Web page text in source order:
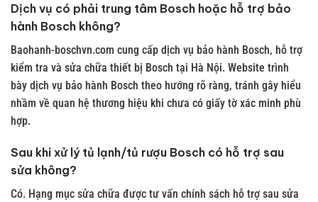
Dịch vụ có phải trung tâm Bosch hoặc hỗ trợ bảo
hành Bosch không?
Baohanh-boschvn.com cung cấp dịch vụ bảo hành Bosch, hỗ trợ
kiểm tra và sửa chữa thiết bị Bosch tại Hà Nội. Website trình
bày dịch vụ bảo hành Bosch theo hướng rõ ràng, tránh gây hiểu
nhầm về quan hệ thương hiệu khi chưa có giấy tờ xác minh phù
hợp.
Sau khi xử lý tủ lạnh/tủ rượu Bosch có hỗ trợ sau
sửa không?
Có. Hạng mục sửa chữa được tư vấn chính sách hỗ trợ sau sửa